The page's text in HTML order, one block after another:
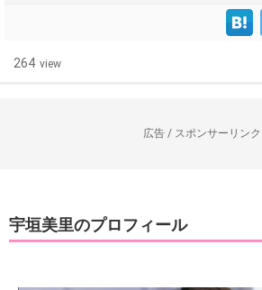
264 view
広告 / スポンサーリンク
宇垣美里のプロフィール